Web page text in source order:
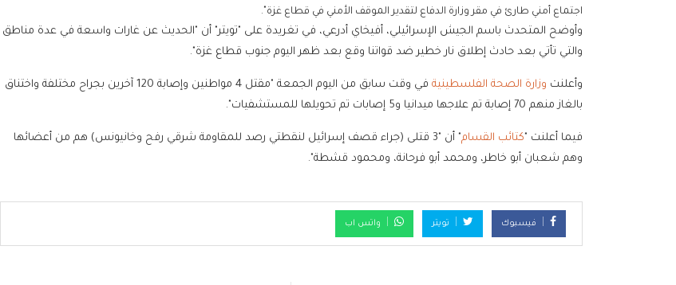
اجتماع أمني طارئ في مقر وزارة الدفاع لتقدير الموقف الأمني في قطاع غزة".
وأوضح المتحدث باسم الجيش الإسرائيلي، أفيخاي أدرعي، في تغريدة على "تويتر" أن "الحديث عن غارات واسعة في عدة مناطق
والتي تأتي بعد حادث إطلاق نار خطير ضد قواتنا وقع بعد ظهر اليوم جنوب قطاع غزة".
وأعلنت وزارة الصحة الفلسطينية
في وقت سابق من اليوم الجمعة "مقتل 4 مواطنين وإصابة 120 آخرين بجراح مختلفة واختناق
بالغاز منهم 70 إصابة تم علاجها ميدانيا و5 إصابات تم تحويلها للمستشفيات".
فيما أعلنت "كتائب القسام
" أن "3 قتلى (جراء قصف إسرائيل لنقطتي رصد للمقاومة شرقي رفح وخانيونس) هم من أعضائها
وهم شعبان أبو خاطر، ومحمد أبو فرحانة، ومحمود قشطة".
فيسبوك تويتر واتس اب